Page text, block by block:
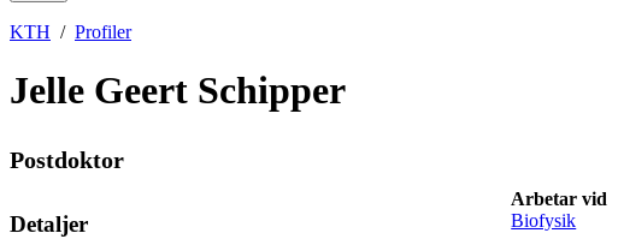
KTH Profiler
Jelle Geert Schipper
Postdoktor
Detaljer
Arbetar vid
Biofysik